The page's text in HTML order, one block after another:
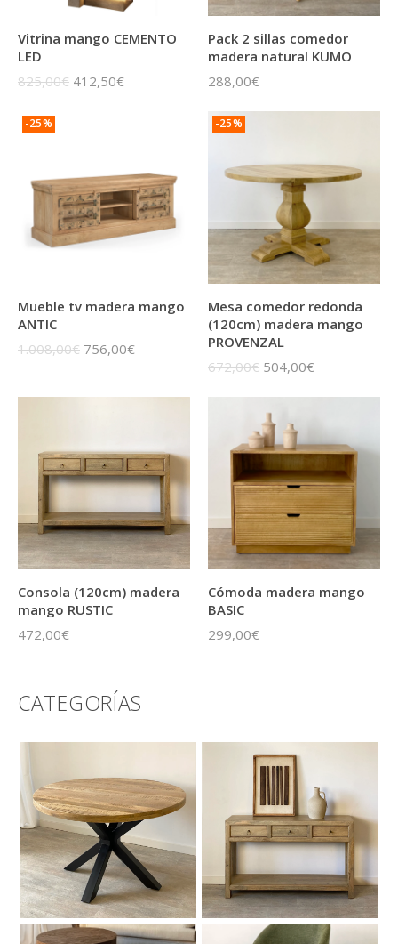
Vitrina mango CEMENTO
LED
825,00€ 412,50€
Pack 2 sillas comedor
madera natural KUMO
288,00€
-25%
Mueble tv madera mango
ANTIC
1.008,00€ 756,00€
-25%
Mesa comedor redonda
(120cm) madera mango
PROVENZAL
672,00€ 504,00€
Consola (120cm) madera
mango RUSTIC
472,00€
Cómoda madera mango
BASIC
299,00€
CATEGORÍAS